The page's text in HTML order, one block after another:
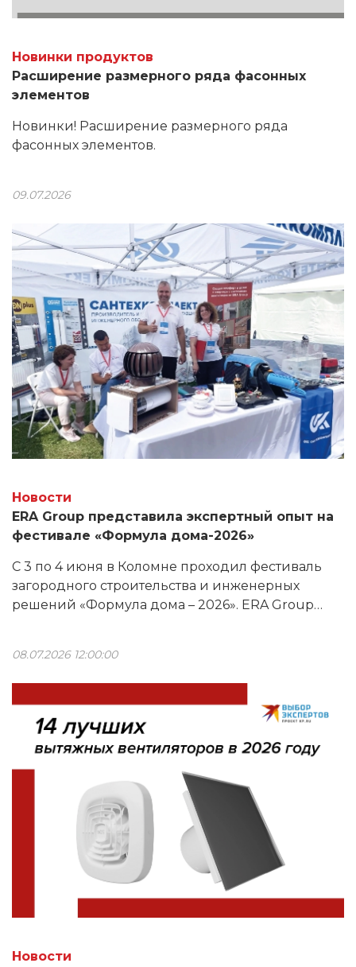
Новинки продуктов
Расширение размерного ряда фасонных
элементов
Новинки! Расширение размерного ряда
фасонных элементов.
09.07.2026
Новости
ERA Group представила экспертный опыт на
фестивале «Формула дома-2026»
С 3 по 4 июня в Коломне проходил фестиваль
загородного строительства и инженерных
решений «Формула дома – 2026». ERA Group
компании «Сантехкомплект».
08.07.2026 12:00:00
Новости